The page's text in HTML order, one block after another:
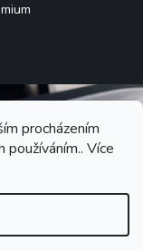
procházením
Více